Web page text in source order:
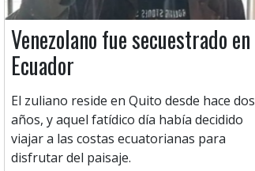
Venezolano fue secuestrado en
Ecuador
El zuliano reside en Quito desde hace dos
años, y aquel fatídico día había decidido
viajar a las costas ecuatorianas para
disfrutar del paisaje.